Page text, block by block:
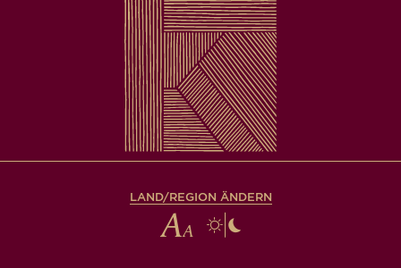
LAND/REGION ÄNDERN